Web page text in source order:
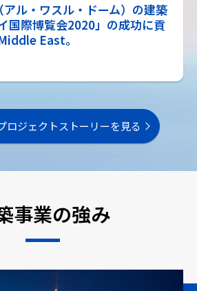
ル・ワスル・ドーム）の建築
国際博覧会2020」の成功に貢
East。
ロジェクトストーリーを見る
事業の強み